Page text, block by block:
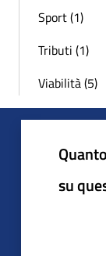
Sport (1)
Tributi (1)
Viabilità (5)
su